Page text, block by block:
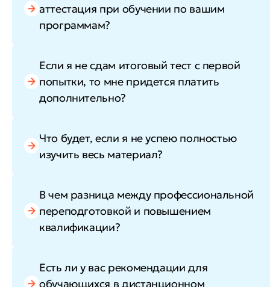
аттестация при обучении по вашим
программам?
Если я не сдам итоговый тест с первой
попытки, то мне придется платить
дополнительно?
Что будет, если я не успею полностью
изучить весь материал?
В чем разница между профессиональной
переподготовкой и повышением
квалификации?
Есть ли у вас рекомендации для
обучающихся в дистанционном